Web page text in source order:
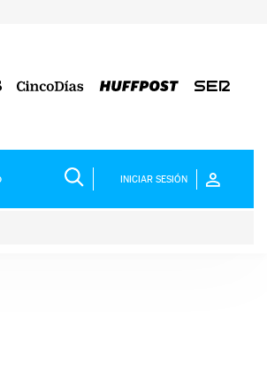
INICIAR SESIÓN